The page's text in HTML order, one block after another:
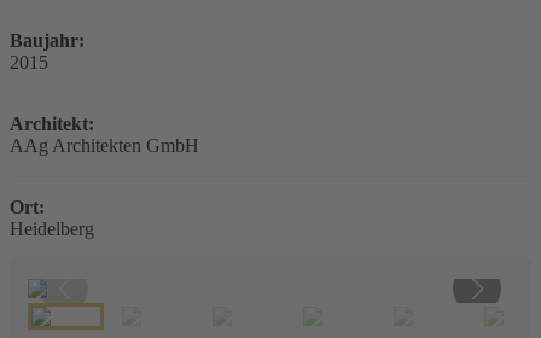
Baujahr:
2015
Architekt:
AAg Architekten GmbH
Ort:
Heidelberg